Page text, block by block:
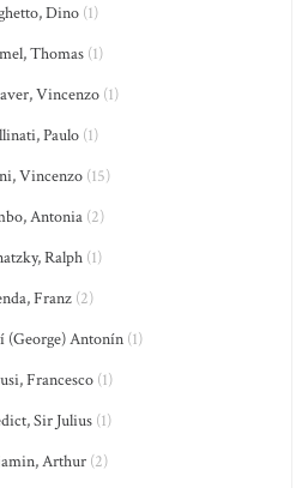
Dino (1)
Thomas(1)
Vincenzo (1)
Paulo(1)
Vincenzo(15)
Antonia(2)
Ralph(1)
Franz (2)
(George) Antonín (1)
Francesco (1)
Sir Julius(1)
Arthur (2)